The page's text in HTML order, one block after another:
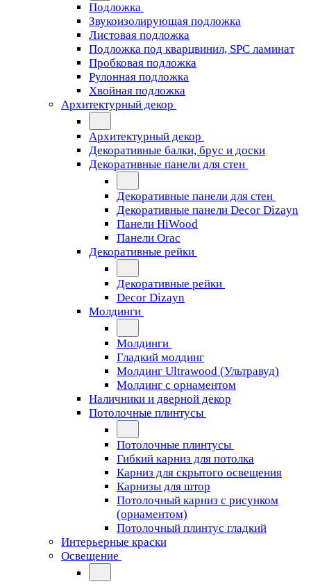
Подложка
Звукоизолирующая подложка
Листовая подложка
Подложка под кварцвинил, SPC ламинат
Пробковая подложка
Рулонная подложка
Хвойная подложка
Архитектурный декор
Архитектурный декор
Декоративные балки, брус и доски
Декоративные панели для стен
Декоративные панели для стен
Декоративные панели Decor Dizayn
Панели HiWood
Панели Orac
Декоративные рейки
Декоративные рейки
Decor Dizayn
Молдинги
Молдинги
Гладкий молдинг
Молдинг Ultrawood (Ультравуд)
Молдинг с орнаментом
Наличники и дверной декор
Потолочные плинтусы
Потолочные плинтусы
Гибкий карниз для потолка
Карниз для скрытого освещения
Карнизы для штор
Потолочный карниз с рисунком
(орнаментом)
Потолочный плинтус гладкий
Интерьерные краски
Освещение